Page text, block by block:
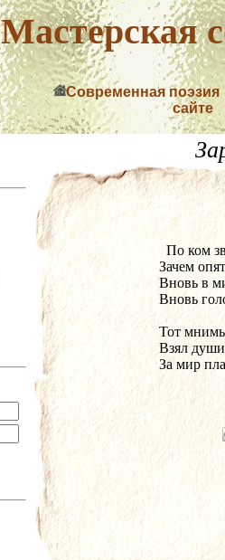
Мастерская
Современная поэзия
сайте
По ком
Зачем
Вновь в
Вновь
Тот
Взял
За мир